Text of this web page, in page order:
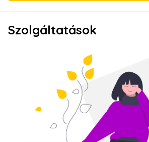
Szolgáltatások